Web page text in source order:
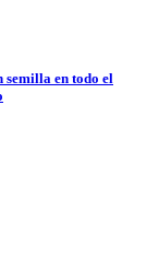
en todo el